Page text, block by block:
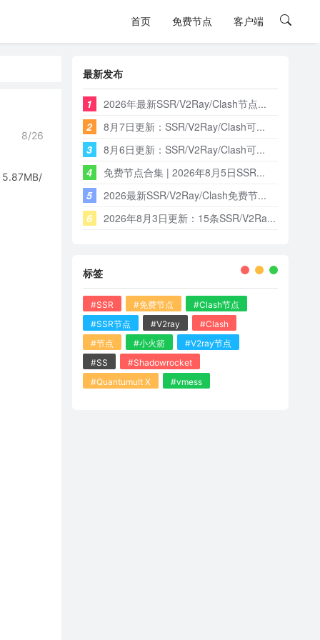
首页 免费节点 客户端
8/26
5.87MB/
最新发布
1
2026年最新SSR/V2Ray/Clash节点...
2
8月7日更新：SSR/V2Ray/Clash可...
3
8月6日更新：SSR/V2Ray/Clash可...
4
免费节点合集 | 2026年8月5日SSR...
5
2026最新SSR/V2Ray/Clash免费节...
6
2026年8月3日更新：15条SSR/V2Ra...
标签
#SSR #免费节点
#Clash节点
#SSR节点
#V2ray
#Clash
#节点
#小火箭
#V2ray节点
#SS
#Shadowrocket
#Quantumult X
#vmess